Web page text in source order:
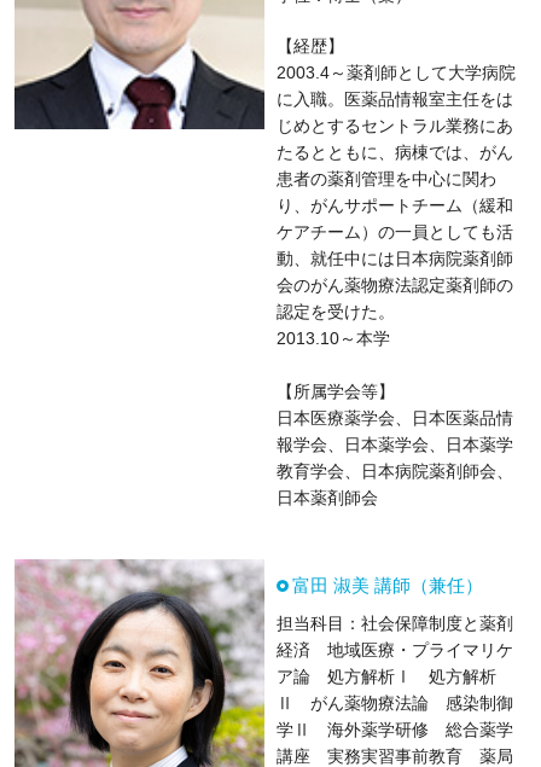
【経歴】
2003.4～薬剤師として大学病院
に入職。医薬品情報室主任をは
じめとするセントラル業務にあ
たるとともに、病棟では、がん
患者の薬剤管理を中心に関わ
り、がんサポートチーム（緩和
ケアチーム）の一員としても活
動、就任中には日本病院薬剤師
会のがん薬物療法認定薬剤師の
認定を受けた。
2013.10～本学
【所属学会等】
日本医療薬学会、日本医薬品情
報学会、日本薬学会、日本薬学
教育学会、日本病院薬剤師会、
日本薬剤師会
富田 淑美 講師（兼任）
担当科目：社会保障制度と薬剤
経済 地域医療・プライマリケ
ア論 処方解析Ⅰ 処方解析
Ⅱ がん薬物療法論 感染制御
学Ⅱ 海外薬学研修 総合薬学
講座 実務実習事前教育 薬局